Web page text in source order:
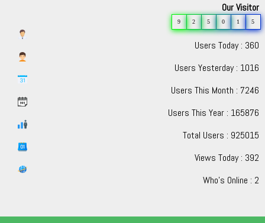
Our Visitor
9 2 5 0 1 5
Users Today : 360
Users Yesterday : 1016
Users This Month : 7246
Users This Year : 165876
Total Users : 925015
Views Today : 392
Who's Online : 2